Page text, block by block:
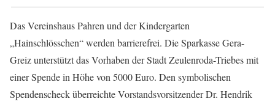
Das Vereinshaus Pahren und der Kindergarten
„Hainschlösschen“ werden barrierefrei. Die Sparkasse Gera-
Greiz unterstützt das Vorhaben der Stadt Zeulenroda-Triebes mit
einer Spende in Höhe von 5000 Euro. Den symbolischen
Spendenscheck überreichte Vorstandsvorsitzender Dr. Hendrik